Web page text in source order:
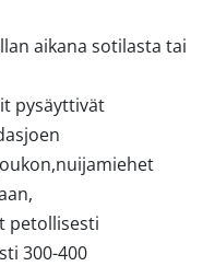
aikana sotilasta tai
pysäyttivät
petollisesti
300-400